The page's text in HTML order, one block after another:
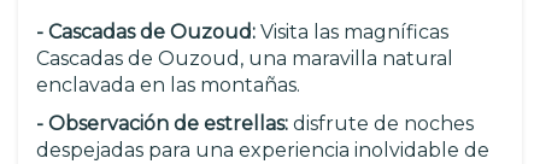
- Cascadas de Ouzoud: Visita las magníficas
Cascadas de Ouzoud, una maravilla natural
enclavada en las montañas.
- Observación de estrellas: disfrute de noches
despejadas para una experiencia inolvidable de